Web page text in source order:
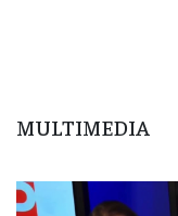
MULTIMEDIA